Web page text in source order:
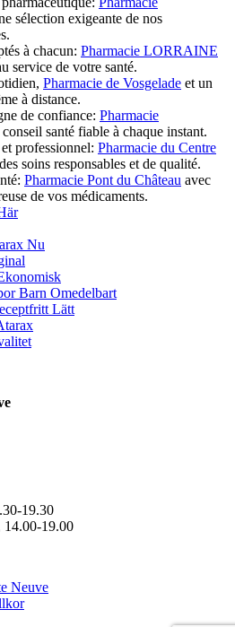
sélection exigeante de nos
à chacun: Pharmacie LORRAINE
service de votre santé.
Pharmacie de Vosgelade et un
à distance.
de confiance: Pharmacie
santé fiable à chaque instant.
professionnel: Pharmacie du Centre
soins responsables et de qualité.
Pharmacie Pont du Château avec
de vos médicaments.
Nu
Barn Omedelbart
Lätt
19.30
14.00-19.00
Neuve